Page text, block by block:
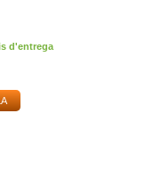
d'entrega